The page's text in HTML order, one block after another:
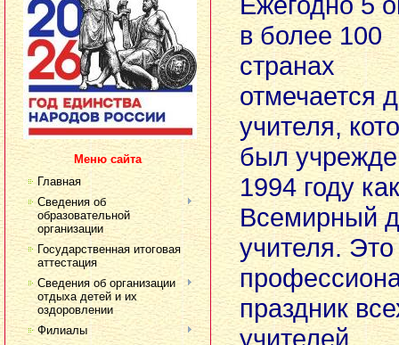
Меню сайта
Главная
Сведения об
образовательной
организации
Государственная итоговая
аттестация
Сведения об организации
отдыха детей и их
оздоровлении
Филиалы
в более 100
странах
отмечается
учителя,
был
1994 году как
Всемирный
учителя. Это
праздник
учителей,